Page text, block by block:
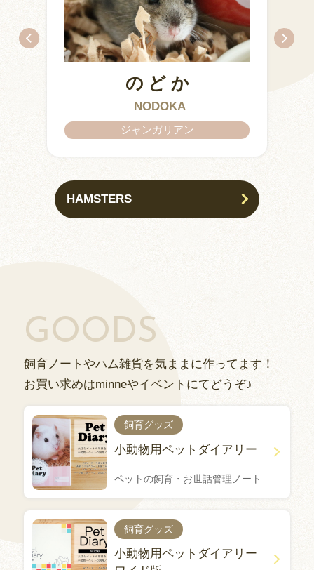
KURIMARU
のどか
NODOKA
ジャンガリアン
ちとせ
CHITOSE
ジャンガリアン
CHATARO
IZUMO & OKUNI
ARARE
KISUKE
HAMSTERS
GOODS
飼育ノートやハム雑貨を気ままに作ってます！
お買い求めはminneやイベントにてどうぞ♪
飼育グッズ
小動物用ペットダイアリー
ペットの飼育・お世話管理ノート
飼育グッズ
小動物用ペットダイアリー